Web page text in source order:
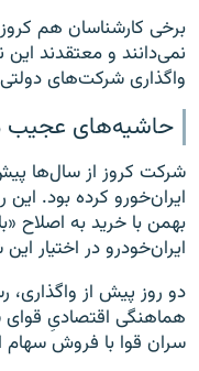
برخی کارشناسان هم
نمی‌دانند و معتقدند
واگذاری شرکت‌های
حاشیه‌های عجیب
شرکت کروز از سال‌ها
بهمن با خرید به اصلاح
ایران‌خودرو در اختیار
دو روز پیش از واگذاری،
هماهنگی اقتصادیِ قوای
سران قوا با فروش سهام